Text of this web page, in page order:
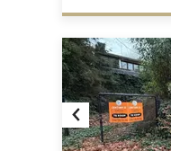
Previous